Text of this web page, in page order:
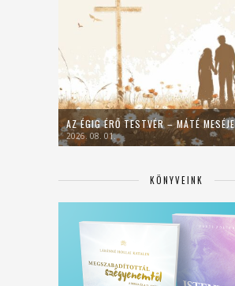
AZ ÉGIG ÉRŐ TESTVÉR – MÁTÉ MESÉJE
2026. 08. 01.
KÖNYVEINK